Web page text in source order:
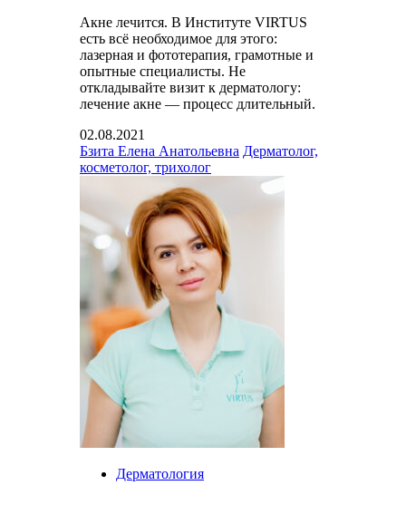
Акне лечится. В Институте VIRTUS
есть всё необходимое для этого:
лазерная и фототерапия, грамотные и
опытные специалисты. Не
откладывайте визит к дерматологу:
лечение акне — процесс длительный.
02.08.2021
Бзита Елена Анатольевна Дерматолог,
косметолог, трихолог
Дерматология